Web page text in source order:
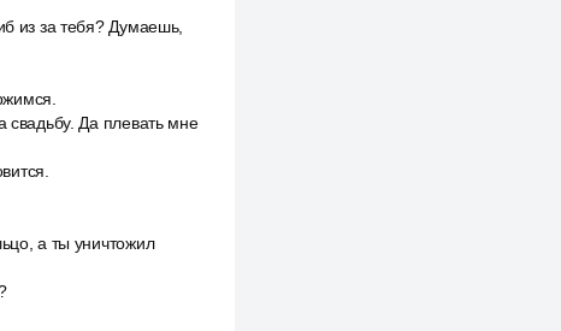
из за тебя? Думаешь,
свадьбу. Да плевать мне
а ты уничтожил